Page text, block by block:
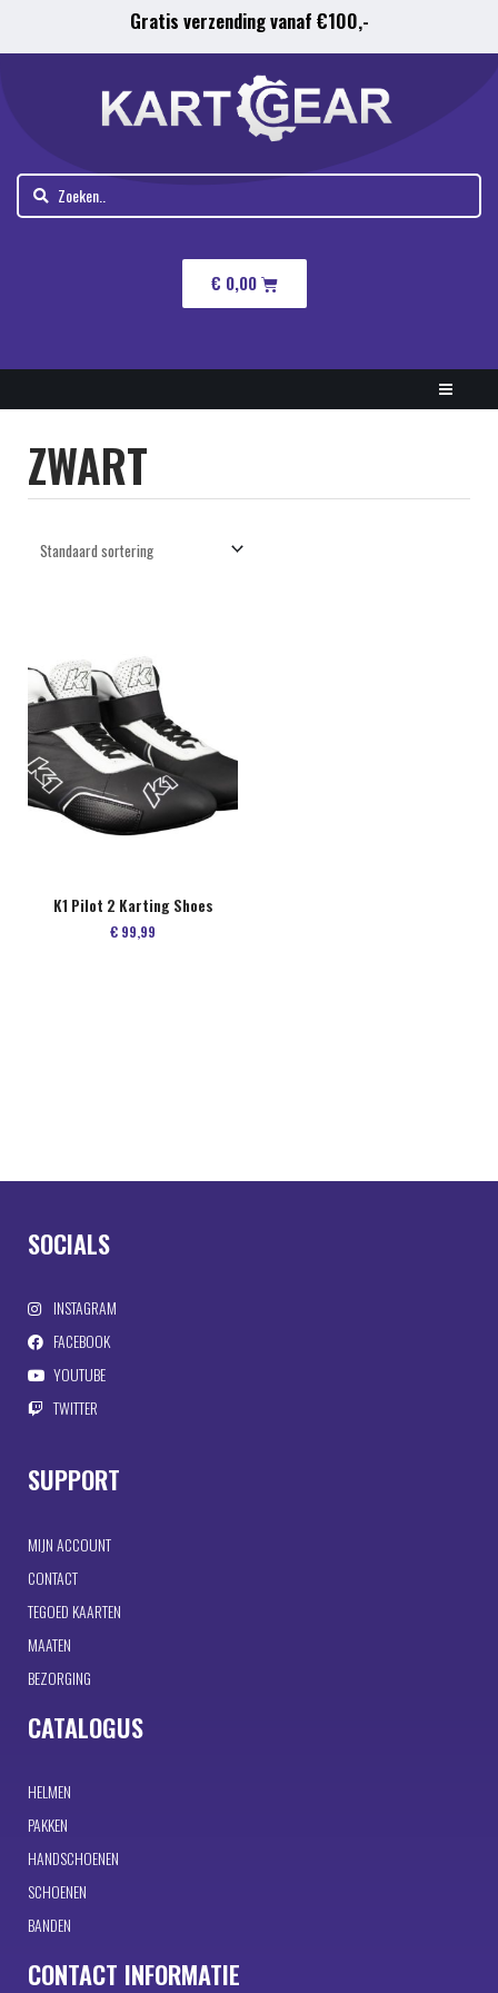
Gratis verzending vanaf €100,-
€ 0,00
ZWART
K1 Pilot 2 Karting Shoes
€ 99,99
SOCIALS
INSTAGRAM
FACEBOOK
YOUTUBE
TWITTER
SUPPORT
MIJN ACCOUNT
CONTACT
TEGOED KAARTEN
MAATEN
BEZORGING
CATALOGUS
HELMEN
PAKKEN
HANDSCHOENEN
SCHOENEN
BANDEN
CONTACT INFORMATIE